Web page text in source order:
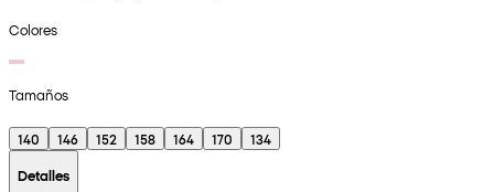
Colores
Tamaños
140 146 152 158 164 170
134
Detalles